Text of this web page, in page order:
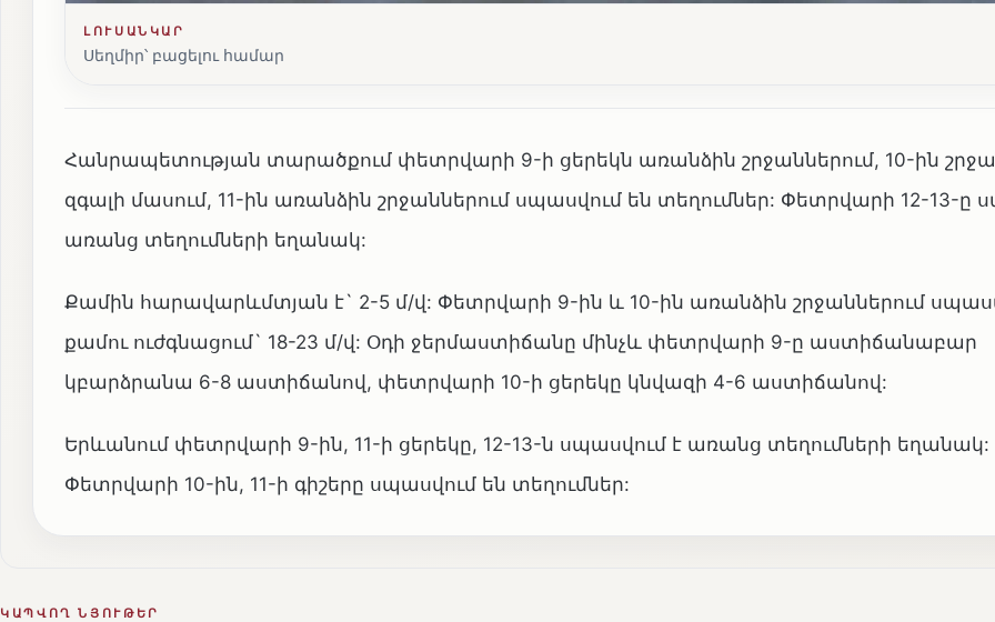
ԼՈՒՍԱՆԿԱՐ
Սեղմիր՝ բացելու համար
Հանրապետության տարածքում փետրվարի 9-ի ցերեկն առանձին շրջաններում, 10-ին
զգալի մասում, 11-ին առանձին շրջաններում սպասվում են տեղումներ: Փետրվարի 12-13-ը
առանց տեղումների եղանակ:
Քամին հարավարևմտյան է` 2-5 մ/վ: Փետրվարի 9-ին և 10-ին առանձին շրջաններում
քամու ուժգնացում` 18-23 մ/վ: Օդի ջերմաստիճանը մինչև փետրվարի 9-ը աստիճանաբար
կբարձրանա 6-8 աստիճանով, փետրվարի 10-ի ցերեկը կնվազի 4-6 աստիճանով:
Երևանում փետրվարի 9-ին, 11-ի ցերեկը, 12-13-ն սպասվում է առանց տեղումների եղանակ:
Փետրվարի 10-ին, 11-ի գիշերը սպասվում են տեղումներ:
ԿԱՊՎՈՂ ՆՅՈՒԹԵՐ